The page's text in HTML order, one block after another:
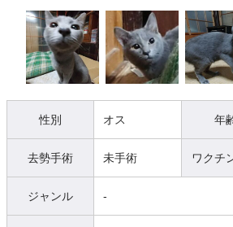
性別 オス 年
去勢手術 未手術 ワクチ
ジャンル -